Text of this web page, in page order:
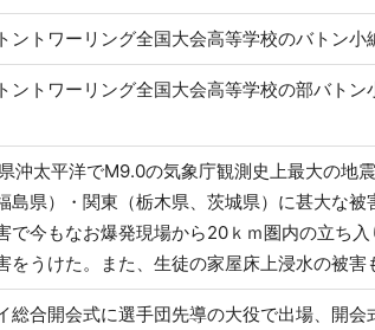
トワーリング全国大会高等学校のバトン小
ントワーリング全国大会高等学校の部バト
沖太平洋でM9.0の気象庁観測史上最大の地
島県）・関東（栃木県、茨城県）に甚大な
で今もなお爆発現場から20ｋｍ圏内の立ち
うけた。また、生徒の家屋床上浸水の被害
総合開会式に選手団先導の大役で出場、開